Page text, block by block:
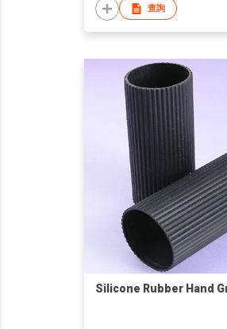
查詢
Silicone Rubber Hand